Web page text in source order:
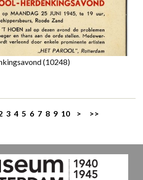
(10248)
3 4 5 6 7 8 9 10 > >>